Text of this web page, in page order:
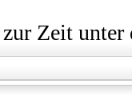
Zeit unter